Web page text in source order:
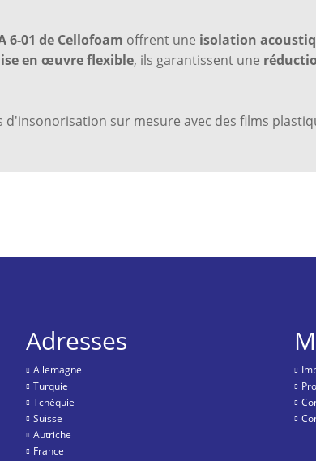
6-01 de Cellofoam offrent une isolation
en œuvre flexible, ils garantissent une
sur mesure avec des films
Adresses
Allemagne
Turquie
Tchéquie
Suisse
Autriche
France